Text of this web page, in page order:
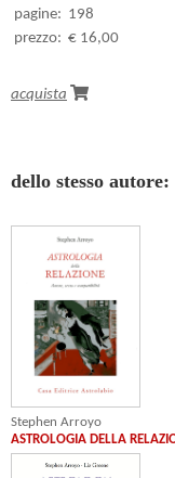
pagine: 198
prezzo: € 16,00
acquista
dello stesso autore:
Stephen Arroyo
ASTROLOGIA DELLA